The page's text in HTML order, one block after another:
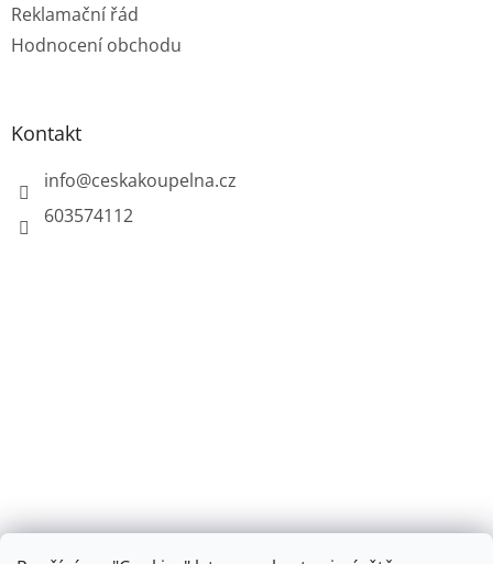
Reklamační řád
Hodnocení obchodu
Kontakt
info@ceskakoupelna.cz
603574112